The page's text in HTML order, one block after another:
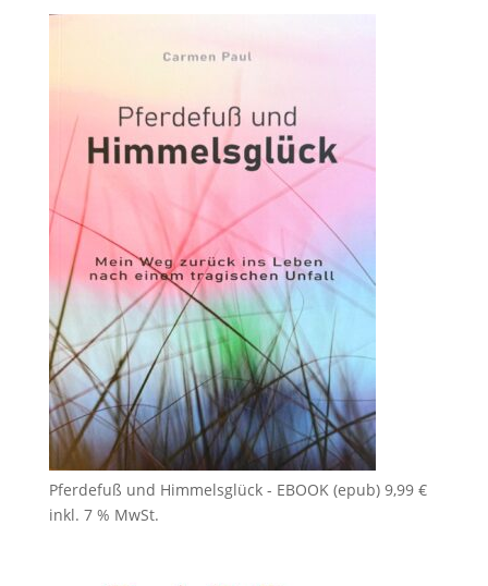
Pferdefuß und Himmelsglück - EBOOK (epub) 9,99 €
inkl. 7 % MwSt.